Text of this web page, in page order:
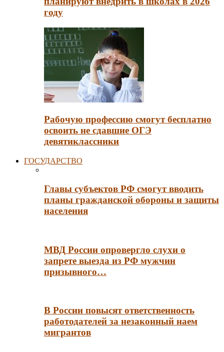
году
Рабочую профессию смогут бесплатно
освоить не сдавшие ОГЭ
девятиклассники
ГОСУДАРСТВО
Главы субъектов РФ смогут вводить
планы гражданской обороны и защиты
населения
МВД России опровергло слухи о
запрете выезда из РФ мужчин
призывного…
В России повысят ответственность
работодателей за незаконный наем
мигрантов